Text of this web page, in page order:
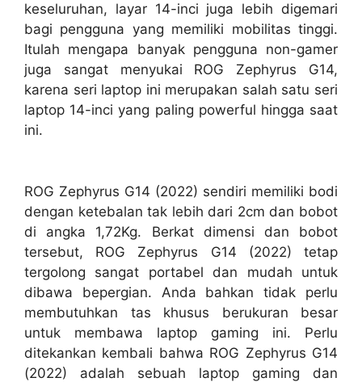
keseluruhan, layar 14-inci juga lebih digemari
bagi pengguna yang memiliki mobilitas tinggi.
Itulah mengapa banyak pengguna non-gamer
juga sangat menyukai ROG Zephyrus G14,
karena seri laptop ini merupakan salah satu seri
laptop 14-inci yang paling powerful hingga saat
ini.
ROG Zephyrus G14 (2022) sendiri memiliki bodi
dengan ketebalan tak lebih dari 2cm dan bobot
di angka 1,72Kg. Berkat dimensi dan bobot
tersebut, ROG Zephyrus G14 (2022) tetap
tergolong sangat portabel dan mudah untuk
dibawa bepergian. Anda bahkan tidak perlu
membutuhkan tas khusus berukuran besar
untuk membawa laptop gaming ini. Perlu
ditekankan kembali bahwa ROG Zephyrus G14
(2022) adalah sebuah laptop gaming dan